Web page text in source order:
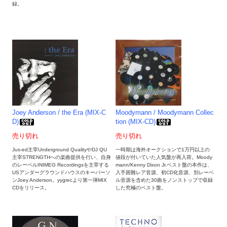
録。
Joey Anderson / the Era (MIX-C
D)
売り切れ
Jus-ed主宰Underground QualityやDJ QU
主宰STRENGTHへの楽曲提供を行い、自身
のレーベルINIMEG Recordingsを主宰する
USアンダーグラウンドハウスのキーパーソ
ンJoey Anderson。yygrecより第一弾MIX
CDをリリース。
Moodymann / Moodymann Collec
tion (MIX-CD)
売り切れ
一時期は海外オークションで1万円以上の
値段が付いていた人気盤が再入荷。Moody
mann/Kenny Dixon Jr.ベスト盤の本作は、
入手困難レア音源、初CD化音源、別レーベ
ル音源を含めた30曲をノンストップで収録
した究極のベスト盤。